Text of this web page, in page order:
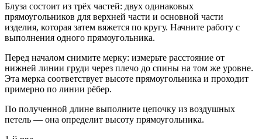
Блуза состоит из трёх частей: двух одинаковых
прямоугольников для верхней части и основной части
изделия, которая затем вяжется по кругу. Начните работу с
выполнения одного прямоугольника.
Перед началом снимите мерку: измерьте расстояние от
нижней линии груди через плечо до спины на том же уровне.
Эта мерка соответствует высоте прямоугольника и проходит
примерно по линии рёбер.
По полученной длине выполните цепочку из воздушных
петель — она определит высоту прямоугольника.